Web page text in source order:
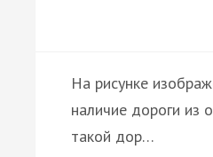
На рисунке
наличие дороги из
такой дор…